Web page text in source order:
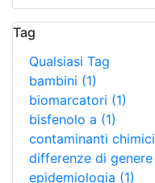
Tag
Qualsiasi Tag
bambini (1)
biomarcatori (1)
bisfenolo a (1)
contaminanti chimici
differenze di genere
epidemiologia (1)